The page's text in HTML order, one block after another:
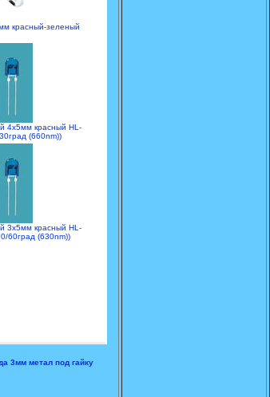
красный-зеленый
4x5мм красный HL-
(660nm))
3x5мм красный HL-
60град (630nm))
3мм метал под гайку